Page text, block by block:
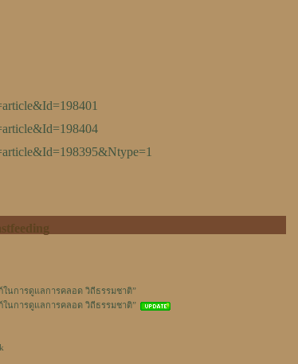
นการดูแลการคลอด วิถีธรรมชาติ”
นการดูแลการคลอด วิถีธรรมชาติ”